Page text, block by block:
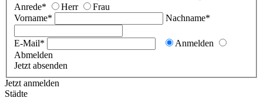
Anrede* Herr
Frau
Vorname*
Nachname*
E-Mail*
Anmelden
Abmelden
Jetzt absenden
Jetzt anmelden
Städte